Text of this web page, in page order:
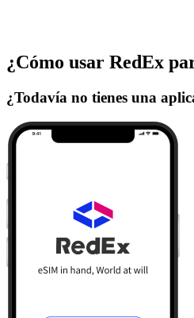
¿Cómo usar RedEx
¿Todavía no tienes una